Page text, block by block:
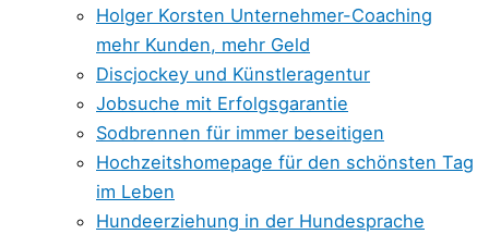
Holger Korsten Unternehmer-Coaching
mehr Kunden, mehr Geld
Discjockey und Künstleragentur
Jobsuche mit Erfolgsgarantie
Sodbrennen für immer beseitigen
Hochzeitshomepage für den schönsten Tag
im Leben
Hundeerziehung in der Hundesprache